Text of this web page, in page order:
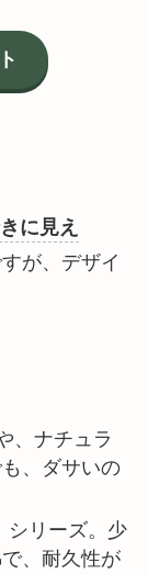
に見え
が、デザイ
、ナチュラ
、ダサいの
シリーズ。少
、耐久性が